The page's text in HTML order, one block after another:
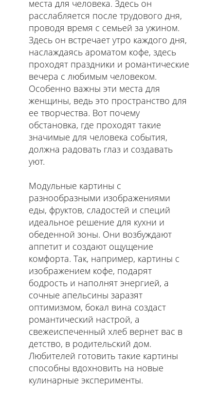
места для человека. Здесь он
расслабляется после трудового дня,
проводя время с семьей за ужином.
Здесь он встречает утро каждого дня,
наслаждаясь ароматом кофе, здесь
проходят праздники и романтические
вечера с любимым человеком.
Особенно важны эти места для
женщины, ведь это пространство для
ее творчества. Вот почему
обстановка, где проходят такие
значимые для человека события,
должна радовать глаз и создавать
уют.
Модульные картины с
разнообразными изображениями
еды, фруктов, сладостей и специй
идеальное решение для кухни и
обеденной зоны. Они возбуждают
аппетит и создают ощущение
комфорта. Так, например, картины с
изображением кофе, подарят
бодрость и наполнят энергией, а
сочные апельсины заразят
оптимизмом, бокал вина создаст
романтический настрой, а
свежеиспеченный хлеб вернет вас в
детство, в родительский дом.
Любителей готовить такие картины
способны вдохновить на новые
кулинарные эксперименты.